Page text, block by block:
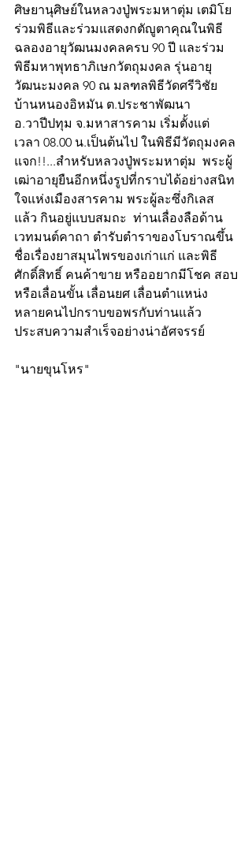
ศิษยานุศิษย์ในหลวงปู่พระมหาตุ่ม เตมิโย
ร่วมพิธีและร่วมแสดงกตัญูตาคุณในพิธี
ฉลองอายุวัฒนมงคลครบ 90 ปี และร่วม
พิธีมหาพุทธาภิเษกวัตถุมงคล รุ่นอายุ
วัฒนะมงคล 90 ณ มลฑลพิธีวัดศรีวิชัย
บ้านหนองอิหมัน ต.ประชาพัฒนา
อ.วาปีปทุม จ.มหาสารคาม เริ่มตั้งแต่
เวลา 08.00 น.เป็นต้นไป ในพิธีมีวัตถุมงคล
แจก!!...สำหรับหลวงปู่พระมหาตุ่ม  พระผู้
เฒ่าอายุยืนอีกหนึ่งรูปที่กราบได้อย่างสนิท
ใจแห่งเมืองสารคาม พระผู้ละซึ่งกิเลส
แล้ว กินอยู่แบบสมถะ  ท่านเลื่องลือด้าน
เวทมนต์คาถา ตำรับตำราของโบราณขึ้น
ชื่อเรื่องยาสมุนไพรของเก่าแก่ และพิธี
ศักดิ์สิทธิ์ คนค้าขาย หรืออยากมีโชค สอบ
หรือเลื่อนขั้น เลื่อนยศ เลื่อนตำแหน่ง
หลายคนไปกราบขอพรกับท่านแล้ว
ประสบความสำเร็จอย่างน่าอัศจรรย์
"นายขุนโหร"